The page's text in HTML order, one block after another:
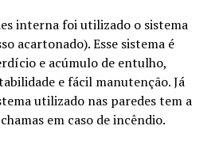
interna foi utilizado o sistema
acartonado). Esse sistema é
e acúmulo de entulho,
e fácil manutenção. Já
utilizado nas paredes tem a
em caso de incêndio.